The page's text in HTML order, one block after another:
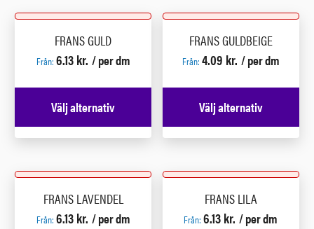
FRANS GULD
Från: 6.13kr. / per dm
Välj alternativ
FRANS GULDBEIGE
Från: 4.09 kr. / per dm
Välj alternativ
FRANS LAVENDEL
Från: 6.13kr. / per dm
FRANS LILA
Från:6.13kr. / per dm